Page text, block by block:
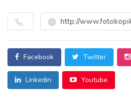
http://
Facebook Twitter
Linkedin Youtube